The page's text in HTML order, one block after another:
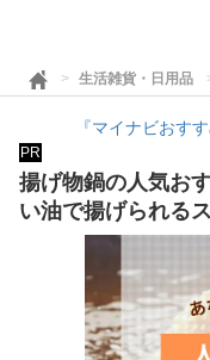
生活雑貨・日用品
『マイナビおす
PR
揚げ物鍋の人気お
い油で揚げられる